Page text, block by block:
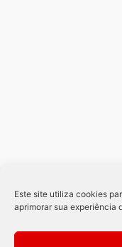
Este site utiliza cookies
aprimorar sua experiência